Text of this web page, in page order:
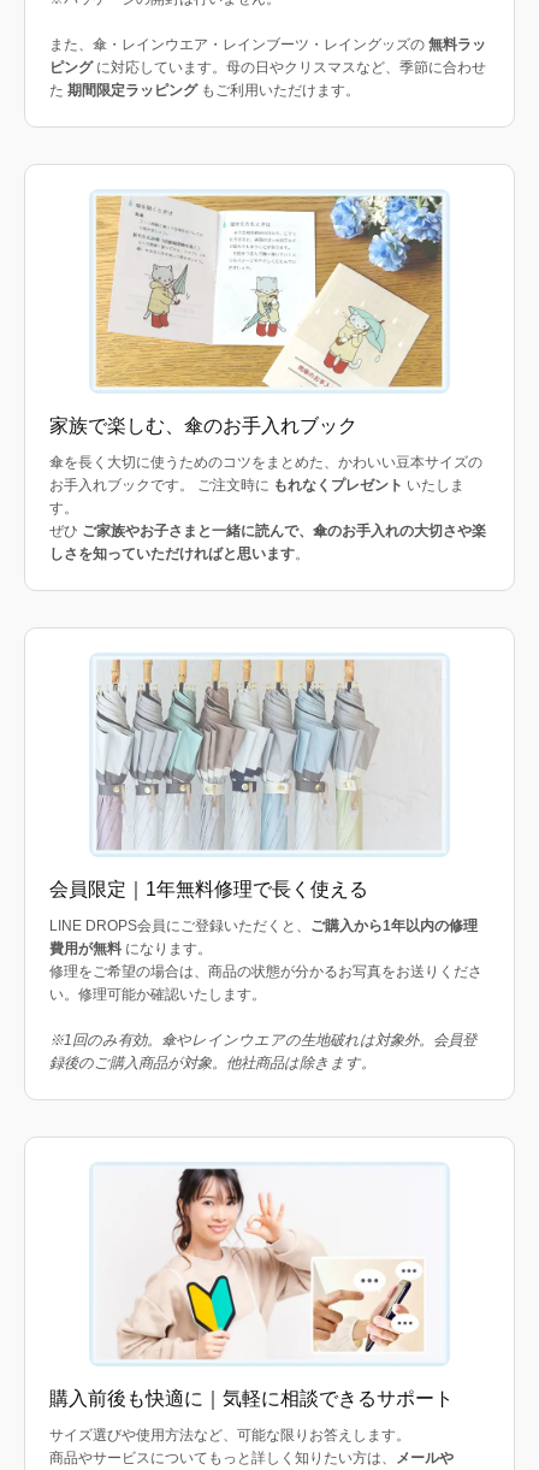
また、傘・レインウエア・レインブーツ・レイングッズの 無料ラッ
ピングに対応しています。母の日やクリスマスなど、季節に合わせ
た 期間限定ラッピングもご利用いただけます。
家族で楽しむ、傘のお手入れブック
傘を長く大切に使うためのコツをまとめた、かわいい豆本サイズの
お手入れブックです。 ご注文時に もれなくプレゼント いたしま
す。
ぜひ ご家族やお子さまと一緒に読んで、傘のお手入れの大切さや楽
しさを知っていただければと思います。
会員限定｜1年無料修理で長く使える
LINE DROPS会員にご登録いただくと、 ご購入から1年以内の修理
費用が無料 になります。
修理をご希望の場合は、商品の状態が分かるお写真をお送りくださ
い。修理可能か確認いたします。
※1回のみ有効。傘やレインウエアの生地破れは対象外。会員登
録後のご購入商品が対象。他社商品は除きます。
購入前後も快適に｜気軽に相談できるサポート
サイズ選びや使用方法など、可能な限りお答えします。
商品やサービスについてもっと詳しく知りたい方は、
メールや